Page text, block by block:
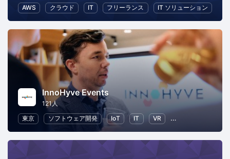
AWS
クラウド IT フリーランス IT ソリューション
InnoHyve Events
121人
東京
ソフトウェア開発 IoT IT VR ブロックチェーン